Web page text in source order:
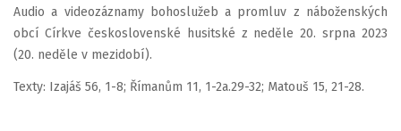
Audio a videozáznamy bohoslužeb a promluv z náboženských
obcí Církve československé husitské z neděle 20. srpna 2023
(20. neděle v mezidobí).
Texty: Izajáš 56, 1-8; Římanům 11, 1-2a.29-32; Matouš 15, 21-28.